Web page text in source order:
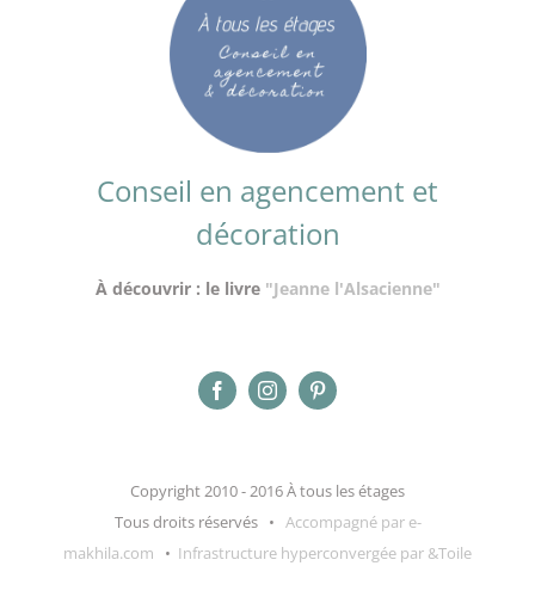
Conseil en agencement et
décoration
À découvrir : le livre "Jeanne l'Alsacienne"
Copyright 2010 - 2016 À tous les étages
Tous droits réservés • Accompagné par e-
makhila.com • Infrastructure hyperconvergée par &Toile